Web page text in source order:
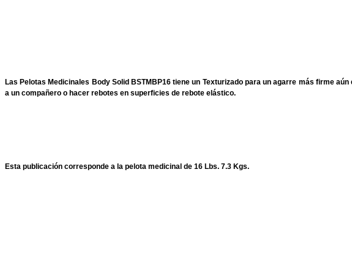
Las Pelotas Medicinales Body Solid BSTMBP16 tiene un Texturizado para un agarre más firme
a un compañero o hacer rebotes en superficies de rebote elástico.
Esta publicación corresponde a la pelota medicinal de 16 Lbs. 7.3 Kgs.